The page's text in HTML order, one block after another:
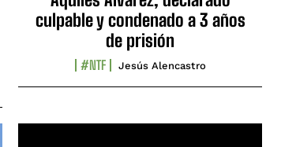
culpable y condenado a 3 años
de prisión
#NTF Jesús Alencastro